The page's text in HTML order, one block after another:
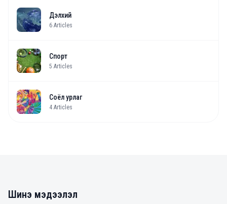
Дэлхий
6 Articles
Спорт
5 Articles
Соёл урлаг
4 Articles
Шинэ мэдээлэл